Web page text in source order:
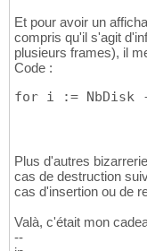
Et pour avoir un
compris qu'il s'agit
plusieurs frames), il
Code :
for i := NbDisk
Plus d'autres
cas de destruction
cas d'insertion ou de
Valà, c'était mon
--